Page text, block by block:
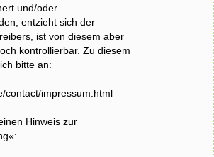
und/oder
entzieht sich der
ist von diesem aber
kontrollierbar. Zu diesem
bitte an:
contact/impressum.html
Hinweis zur